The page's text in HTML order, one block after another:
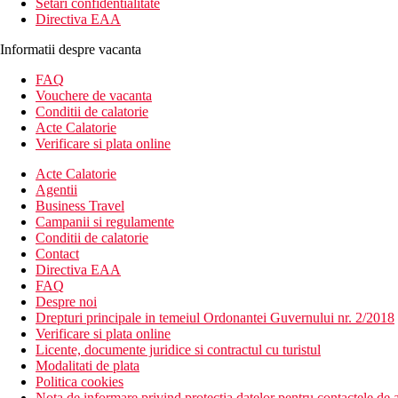
Setari confidentialitate
Directiva EAA
Informatii despre vacanta
FAQ
Vouchere de vacanta
Conditii de calatorie
Acte Calatorie
Verificare si plata online
Acte Calatorie
Agentii
Business Travel
Campanii si regulamente
Conditii de calatorie
Contact
Directiva EAA
FAQ
Despre noi
Drepturi principale in temeiul Ordonantei Guvernului nr. 2/2018
Verificare si plata online
Licente, documente juridice si contractul cu turistul
Modalitati de plata
Politica cookies